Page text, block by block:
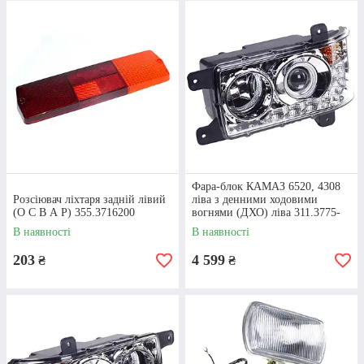
01
ШИРОКИЙ
АСОРТИМЕНТ
представлений величезний асортимент
товарів, за допомогою яких можна виконати
ремонт електроустаткування КАМАЗ –
представлена
система живлення для
та інші запчастини для вантажних
транспортних засобів
Розсіювач ліхтаря задній лівий
(О С В А Р) 355.3716200
В наявності
203 ₴
Фара-блок КАМАЗ 6520, 4308
ліва з денними ходовими
вогнями (ДХО) ліва 311.3775-
01
В наявності
4 599 ₴